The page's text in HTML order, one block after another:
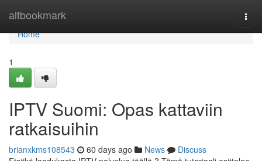
altbookmark
Home
Home
1
IPTV Suomi: Opas kattaviin
ratkaisuihin
brianxkms108543 60 days ago News
Discuss